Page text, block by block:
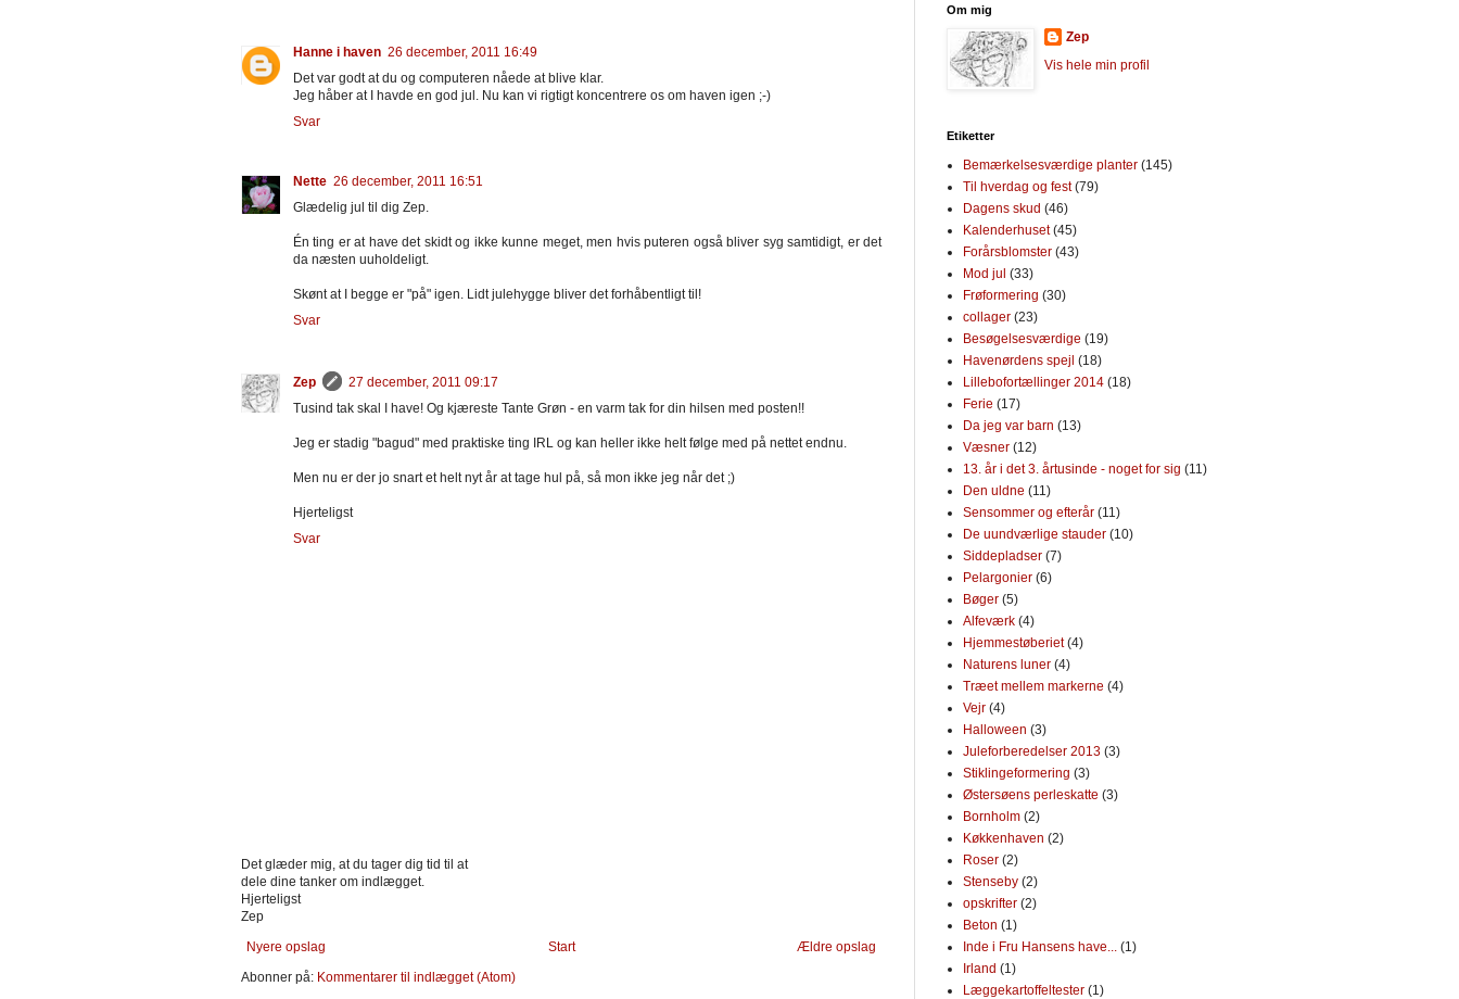
Hanne i haven 26 december, 2011 16:49
Det var godt at du og computeren nåede at blive klar.
Jeg håber at I havde en god jul. Nu kan vi rigtigt koncentrere os om haven igen ;-)
Svar
Nette 26 december, 2011 16:51
Glædelig jul til dig Zep.
Én ting er at have det skidt og ikke kunne meget, men hvis puteren også bliver syg samtidigt, er det
da næsten uuholdeligt.
Skønt at I begge er "på" igen. Lidt julehygge bliver det forhåbentligt til!
Svar
Zep
27 december, 2011 09:17
Tusind tak skal I have! Og kjæreste Tante Grøn - en varm tak for din hilsen med posten!!
Jeg er stadig "bagud" med praktiske ting IRL og kan heller ikke helt følge med på nettet endnu.
Men nu er der jo snart et helt nyt år at tage hul på, så mon ikke jeg når det ;)
Hjerteligst
Svar
Det glæder mig, at du tager dig tid til at
dele dine tanker om indlægget.
Hjerteligst
Zep
Nyere opslag
Ældre opslag
Start
Abonner på: Kommentarer til indlægget (Atom)
Om mig
Zep
Vis hele min profil
Etiketter
Bemærkelsesværdige planter (145)
Til hverdag og fest (79)
Dagens skud (46)
Kalenderhuset (45)
Forårsblomster (43)
Mod jul (33)
Frøformering (30)
collager (23)
Besøgelsesværdige (19)
Havenørdens spejl (18)
Lillebofortællinger 2014 (18)
Ferie (17)
Da jeg var barn (13)
Væsner (12)
13. år i det 3. årtusinde - noget for sig (11)
Den uldne (11)
Sensommer og efterår (11)
De uundværlige stauder (10)
Siddepladser (7)
Pelargonier (6)
Bøger (5)
Alfeværk (4)
Hjemmestøberiet (4)
Naturens luner (4)
Træet mellem markerne (4)
Vejr (4)
Halloween (3)
Juleforberedelser 2013 (3)
Stiklingeformering (3)
Østersøens perleskatte (3)
Bornholm (2)
Køkkenhaven (2)
Roser (2)
Stenseby (2)
opskrifter (2)
Beton (1)
Inde i Fru Hansens have...
(1)
Irland (1)
Læggekartoffeltester (1)